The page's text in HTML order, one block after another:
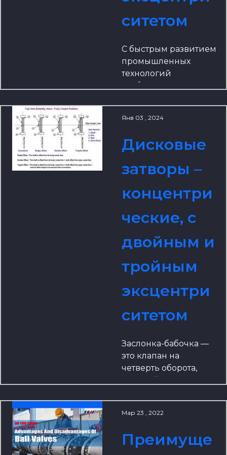
ситетом
С быстрым развитием
промышленных
технологий
требования к
очень строгие. Чтобы
растущие
клиентов, мы с
рекомендуем
разработанный и
профессиональной
компании -
дроссельный клапан
эксцентриситетом.
Янв 03 , 2024
Дисковые
затворы –
концентри
ческие, с
двойным и
тройным
эксцентри
ситетом
Заслонка-бабочка —
это клапан на
четверть оборота,
клапан или
Существует два типа
Мар 23 , 2022
Преимуще